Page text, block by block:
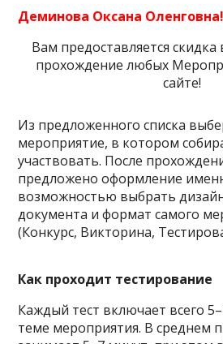
Деминова Оксана Оленговна!
Вам предоставляется скидка
прохождение любых
сайте!
Из предложенного списка
мероприятие, в котором
участвовать. После
предложено оформление
возможностью выбрать
документа и формат самого
(Конкурс, Викторина,
Как проходит тестирование
Каждый тест включает всего
теме мероприятия. В среднем